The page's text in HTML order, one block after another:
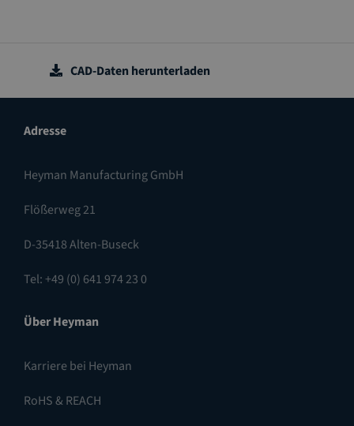
CAD-Daten herunterladen
Adresse
Heyman Manufacturing GmbH
Flößerweg 21
D-35418 Alten-Buseck
Tel: +49 (0) 641 974 23 0
Über Heyman
Karriere bei Heyman
RoHS & REACH